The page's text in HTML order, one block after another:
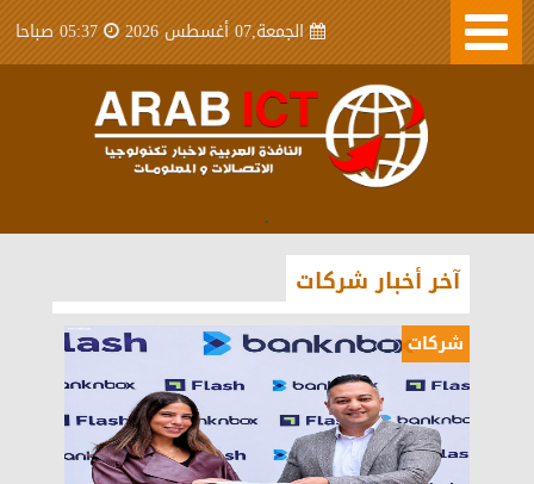
الجمعة,07 أغسطس 2026 05:37 صباحا
.
آخر أخبار شركات
شركات